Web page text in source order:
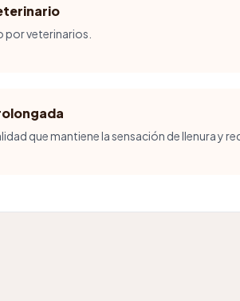
veterinarios.
que mantiene la sensación de llenura y